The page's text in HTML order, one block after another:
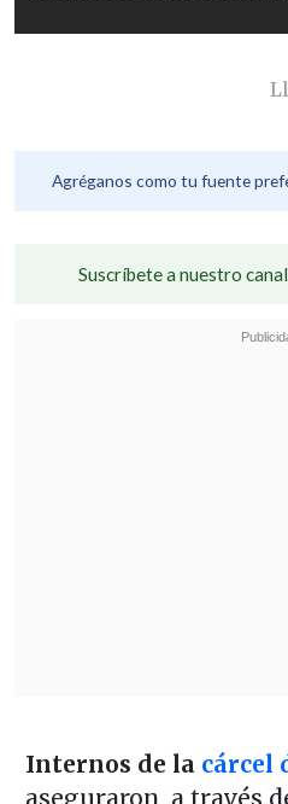
Agréganos como tu fuente
Suscríbete a nuestro
Internos de la cárcel
aseguraron, a través